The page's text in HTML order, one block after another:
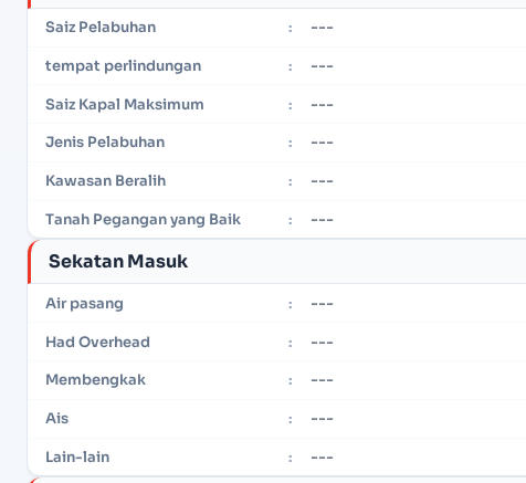
Saiz Pelabuhan : ---
tempat perlindungan : ---
Saiz Kapal Maksimum : ---
Jenis Pelabuhan : ---
Kawasan Beralih : ---
Tanah Pegangan yang Baik : ---
Sekatan Masuk
Air pasang : ---
Had Overhead : ---
Membengkak : ---
Ais : ---
Lain-lain : ---